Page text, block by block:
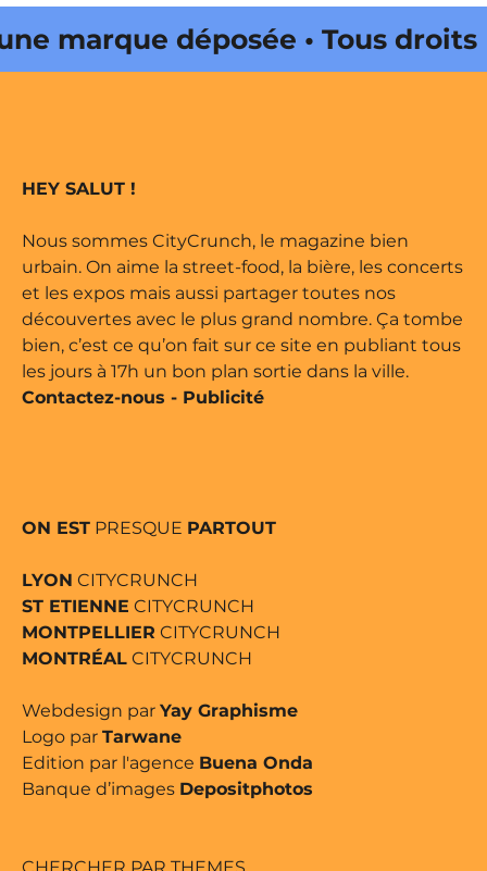
marque déposée • Tous droits
édité par Buena Onda Web •
HEY SALUT !
Nous sommes CityCrunch, le magazine bien
urbain. On aime la street-food, la bière, les concerts
et les expos mais aussi partager toutes nos
découvertes avec le plus grand nombre. Ça tombe
bien, c’est ce qu’on fait sur ce site en publiant tous
les jours à 17h un bon plan sortie dans la ville.
Contactez-nous - Publicité
ON EST PRESQUE PARTOUT
LYON CITYCRUNCH
ST ETIENNE CITYCRUNCH
MONTPELLIER CITYCRUNCH
MONTRÉAL CITYCRUNCH
Webdesign par Yay Graphisme
Logo par Tarwane
Edition par l'agence Buena Onda
Banque d’images Depositphotos